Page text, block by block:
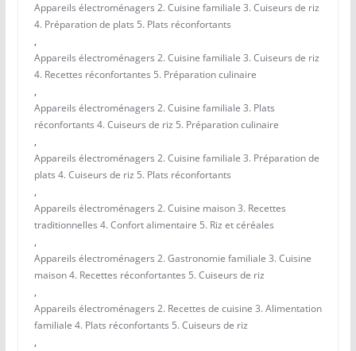
Appareils électroménagers 2. Cuisine familiale 3. Cuiseurs de riz
4. Préparation de plats 5. Plats réconfortants
,
Appareils électroménagers 2. Cuisine familiale 3. Cuiseurs de riz
4. Recettes réconfortantes 5. Préparation culinaire
,
Appareils électroménagers 2. Cuisine familiale 3. Plats
réconfortants 4. Cuiseurs de riz 5. Préparation culinaire
,
Appareils électroménagers 2. Cuisine familiale 3. Préparation de
plats 4. Cuiseurs de riz 5. Plats réconfortants
,
Appareils électroménagers 2. Cuisine maison 3. Recettes
traditionnelles 4. Confort alimentaire 5. Riz et céréales
,
Appareils électroménagers 2. Gastronomie familiale 3. Cuisine
maison 4. Recettes réconfortantes 5. Cuiseurs de riz
,
Appareils électroménagers 2. Recettes de cuisine 3. Alimentation
familiale 4. Plats réconfortants 5. Cuiseurs de riz
,